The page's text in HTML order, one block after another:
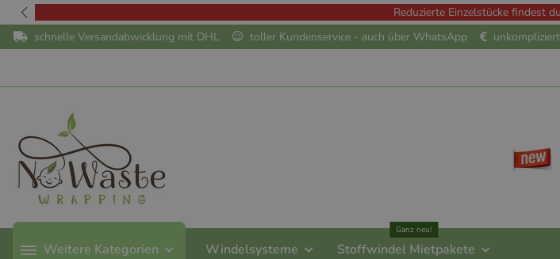
Reduzierte Einzelstücke findest
schnelle Versandabwicklung mit DHL
toller Kundenservice - auch über WhatsApp
Weitere Kategorien Windelsysteme Stoffwindel Mietpakete
Ganz neu!